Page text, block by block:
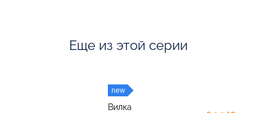
Еще из этой серии
new
Вилка